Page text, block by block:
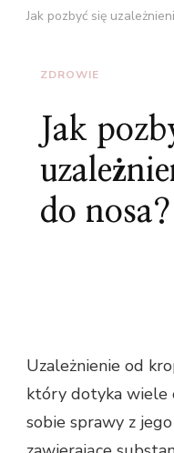
Jak pozbyć się
ZDROWIE
Jak
do nosa?
Uzależnienie od
który dotyka wiele
sobie sprawy z